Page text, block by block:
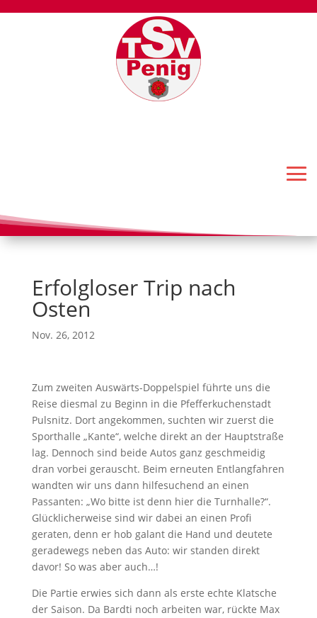
Erfolgloser Trip nach
Osten
Nov. 26, 2012
Zum zweiten Auswärts-Doppelspiel führte uns die
Reise diesmal zu Beginn in die Pfefferkuchenstadt
Pulsnitz. Dort angekommen, suchten wir zuerst die
Sporthalle „Kante“, welche direkt an der Hauptstraße
lag. Dennoch sind beide Autos ganz geschmeidig
dran vorbei gerauscht. Beim erneuten Entlangfahren
wandten wir uns dann hilfesuchend an einen
Passanten: „Wo bitte ist denn hier die Turnhalle?“.
Glücklicherweise sind wir dabei an einen Profi
geraten, denn er hob galant die Hand und deutete
geradewegs neben das Auto: wir standen direkt
davor! So was aber auch…!
Die Partie erwies sich dann als erste echte Klatsche
der Saison. Da Bardti noch arbeiten war, rückte Max